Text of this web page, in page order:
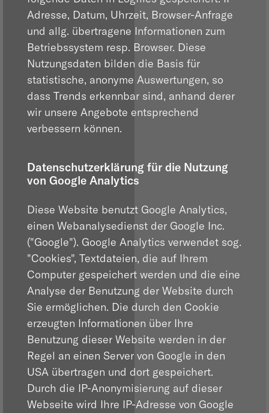
Adresse, Datum, Uhrzeit, Browser-Anfrage
und allg. übertragene Informationen zum
Betriebssystem resp. Browser. Diese
Nutzungsdaten bilden die Basis für
statistische, anonyme Auswertungen, so
dass Trends erkennbar sind, anhand derer
wir unsere Angebote entsprechend
verbessern können.
Datenschutzerklärung für die Nutzung
von Google Analytics
Diese Website benutzt Google Analytics,
einen Webanalysedienst der Google Inc.
("Google"). Google Analytics verwendet sog.
"Cookies", Textdateien, die auf Ihrem
Computer gespeichert werden und die eine
Analyse der Benutzung der Website durch
Sie ermöglichen. Die durch den Cookie
erzeugten Informationen über Ihre
Benutzung dieser Website werden in der
Regel an einen Server von Google in den
USA übertragen und dort gespeichert.
Durch die IP-Anonymisierung auf dieser
Webseite wird Ihre IP-Adresse von Google